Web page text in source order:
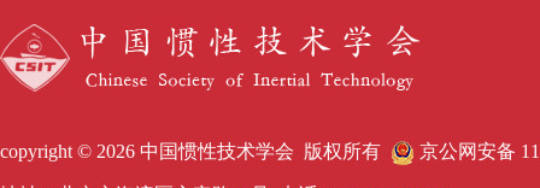
copyright © 2026 中国惯性技术学会 版权所有 京公网安备